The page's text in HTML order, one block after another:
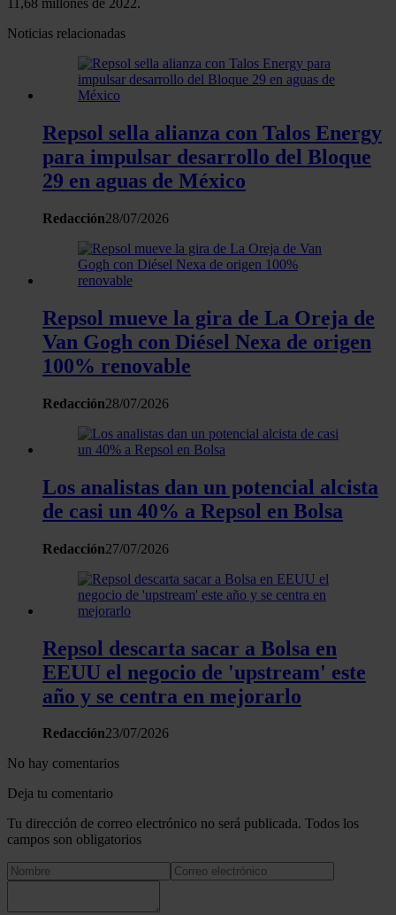
sección de datos. Puede cambiar o retirar su
consentimiento en cualquier momento en la Declaración
de cookies.
Las cookies de este sitio web se usan para personalizar
sociales y analizar el tráfico. Además, compartimos
información sobre el uso que haga del sitio web con
nuestros partners de redes sociales, publicidad y análisis
que les haya proporcionado o que hayan recopilado a
partir del uso que haya hecho de sus servicios.
11,68 millones de 2022.
Noticias relacionadas
Repsol sella alianza con Talos Energy
para impulsar desarrollo del Bloque
29 en aguas de México
Redacción28/07/2026
Repsol mueve la gira de La Oreja de
Van Gogh con Diésel Nexa de origen
100% renovable
Redacción28/07/2026
Los analistas dan un potencial alcista
de casi un 40% a Repsol en Bolsa
Redacción27/07/2026
Repsol descarta sacar a Bolsa en
EEUU el negocio de 'upstream' este
año y se centra en mejorarlo
Redacción23/07/2026
No hay comentarios
Deja tu comentario
Tu dirección de correo electrónico no será publicada. Todos los
campos son obligatorios